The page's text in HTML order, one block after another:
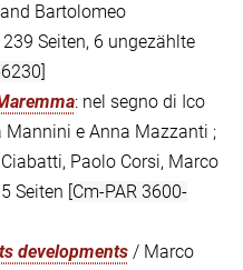
Bartolomeo
Seiten, 6 ungezählte
: nel segno di Ico
Mannini e Anna Mazzanti ;
Paolo Corsi, Marco
Seiten [Cm-PAR 3600-
developments / Marco